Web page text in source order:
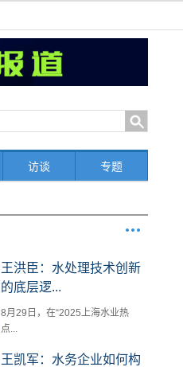
访谈 专题
王洪臣：水处理技术创新
的底层逻...
8月29日，在“2025上海水业热
点...
王凯军：水务企业如何构